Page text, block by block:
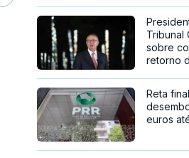
Tribunal
sobre
retorno
Reta
euros